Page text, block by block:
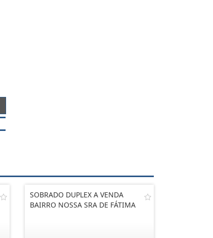
SOBRADO DUPLEX A VENDA
BAIRRO NOSSA SRA DE FÁTIMA